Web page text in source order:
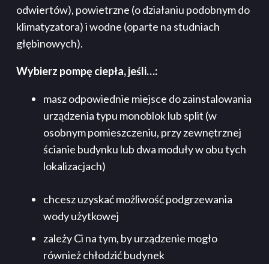
odwiertów), powietrzne (o działaniu podobnym do
klimatyzatora) i wodne (oparte na studniach
głębinowych).
Wybierz pompę ciepła, jeśli…:
masz odpowiednie miejsce do zainstalowania
urządzenia typu monoblok lub split (w
osobnym pomieszczeniu, przy zewnętrznej
ścianie budynku lub dwa moduły w obu tych
lokalizacjach)
chcesz uzyskać możliwość podgrzewania
wody użytkowej
zależy Ci na tym, by urządzenie mogło
również chłodzić budynek